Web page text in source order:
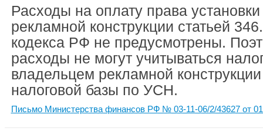
Расходы на оплату права
рекламной конструкции статьей
кодекса РФ не предусмотрены.
расходы не могут учитываться
владельцем рекламной
налоговой базы по УСН.
Письмо Министерства финансов РФ № 03-11-06/2/43627 от